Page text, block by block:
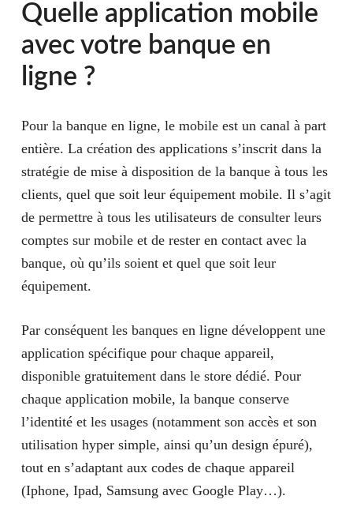
bancaire avant sa date d’expiration, pour la réédition
du code confidentiel, le dépassement du découvert…
Aussi il faut être actif, si vous n’utilisez pas votre
carte pendant un mois ou un trimestre la banque en
cher qu’une banque traditionnelle qui n’hésitera pas à
vous vendre un package de services bancaires à 8 ou
10 euros par mois et la carte de paiement à 45
euros/an ou la carte haut de gamme à 135 euros/an.
pour les paiements et les retraits à l’étranger. Pour
satisfaire les clients voyageurs, chaque banque en
ligne propose une offre spécifique pour l’utilisation
de la carte bancaire à l’étranger, c’est à dire hors
euros – Single Euro Payments Area).
Boursorama et Fortuneo sont les banques en ligne les
mieux disantes pour les frais d’utilisation de la carte
bancaire à l’étranger. Leurs offres ULTIM et FOSFO
permettent de payer et retirer des espèces sans frais à
l’étranger.
Quelle application mobile
avec votre banque en
ligne ?
Pour la banque en ligne, le mobile est un canal à part
entière. La création des applications s’inscrit dans la
stratégie de mise à disposition de la banque à tous les
clients, quel que soit leur équipement mobile. Il s’agit
de permettre à tous les utilisateurs de consulter leurs
comptes sur mobile et de rester en contact avec la
banque, où qu’ils soient et quel que soit leur
équipement.
Par conséquent les banques en ligne développent une
application spécifique pour chaque appareil,
disponible gratuitement dans le store dédié. Pour
chaque application mobile, la banque conserve
l’identité et les usages (notamment son accès et son
utilisation hyper simple, ainsi qu’un design épuré),
tout en s’adaptant aux codes de chaque appareil
(Iphone, Ipad, Samsung avec Google Play…).